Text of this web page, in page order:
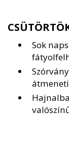
Sok
átmeneti